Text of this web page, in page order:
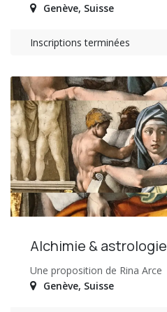
Genève, Suisse
Inscriptions terminées
Alchimie & astrologie
Une proposition de Rina Arce
Genève, Suisse